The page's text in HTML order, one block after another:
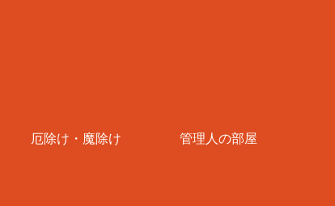
厄除け・魔除け 管理人の部屋